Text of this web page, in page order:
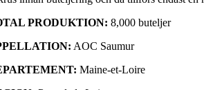
PRODUKTION:8,000 buteljer
AOC Saumur
Maine-et-Loire